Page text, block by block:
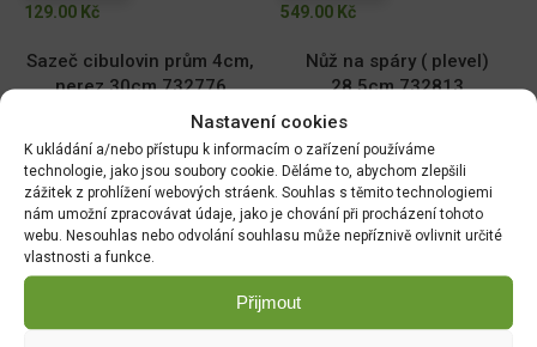
Nastavení cookies
K ukládání a/nebo přístupu k informacím o zařízení používáme
technologie, jako jsou soubory cookie. Děláme to, abychom zlepšili
zážitek z prohlížení webových stráenk. Souhlas s těmito technologiemi
nám umožní zpracovávat údaje, jako je chování při procházení tohoto
webu. Nesouhlas nebo odvolání souhlasu může nepříznivě ovlivnit určité
vlastnosti a funkce.
Přijmout
129.00 Kč
549.00 Kč
Sazeč cibulovin prům 4cm,
nerez 30cm 732776
399.00Kč
Nůž na spáry ( plevel)
28,5cm 732813
DO KOŠÍKU
389.00Kč
Úzká lopatka nerez 33cm
732837
DO KOŠÍKU
369.00
Sázecí kolík nerez 28cm
732790